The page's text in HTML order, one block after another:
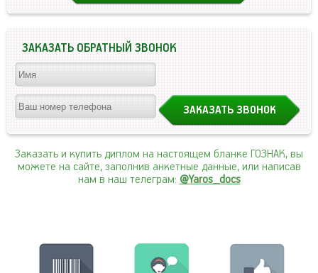
ЗАКАЗАТЬ ОБРАТНЫЙ ЗВОНОК
Заказать и купить диплом на настоящем бланке ГОЗНАК, вы
можете на сайте, заполнив анкетные данные, или написав
нам в наш телеграм: @Yaros_docs